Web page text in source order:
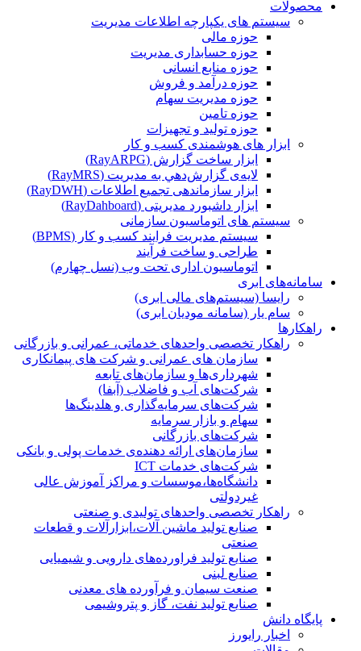
محصولات
سیستم های یکپارچه اطلاعات مدیریت
حوزه مالی
حوزه حسابداری مدیریت
حوزه منابع انسانی
حوزه درآمد و فروش
حوزه مدیریت سهام
حوزه تامین
حوزه تولید و تجهیزات
ابزار های هوشمندی کسب و کار
ابزار ساخت گزارش (RayARPG)
لایه‌ی گزارش‌دهي به مديريت (RayMRS)
ابزار سازماندهی تجمیع اطلاعات (RayDWH)
ابزار داشبورد مدیریتی (RayDahboard)
سیستم های اتوماسیون سازمانی
سیستم مدیریت فرایند کسب و کار (BPMS)
طراحی و ساخت فرآیند
اتوماسیون اداری تحت وب (نسل چهارم)
سامانه‌های ابری
رایسا (سیستم‌های مالی ابری)
سام یار (سامانه مودیان ابری)
راهکارها
راهکار تخصصی واحدهای خدماتی، عمرانی و بازرگانی
سازمان های عمرانی و شرکت های پیمانکاری
شهرداری‌ها و سازمان‌های تابعه
شرکت‌های آب و فاضلاب (آبفا)
شرکت‌های سرمایه‌گذاری و هلدینگ‌ها
سهام و بازار سرمایه
شرکت‌های بازرگانی
سازمان‌های ارائه دهنده‌ی خدمات پولی و بانکی
شرکت‌های خدمات ICT
دانشگاه‌ها،موسسات و مراکز آموزش عالی
غیردولتی
راهکار تخصصی واحدهای تولیدی و صنعتی
صنایع توليد ماشين آلات،ابزارآلات و قطعات
صنعتی
صنایع تولید فراورده‌های دارویی و شیمیایی
صنایع لبنی
صنعت سیمان و فرآورده های معدنی
صنایع تولید نفت، گاز و پتروشيمی
پایگاه دانش
اخبار رایورز